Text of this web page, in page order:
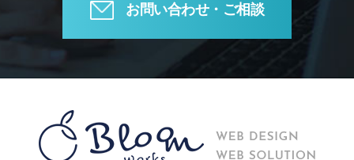
お問い合わせ・ご相談